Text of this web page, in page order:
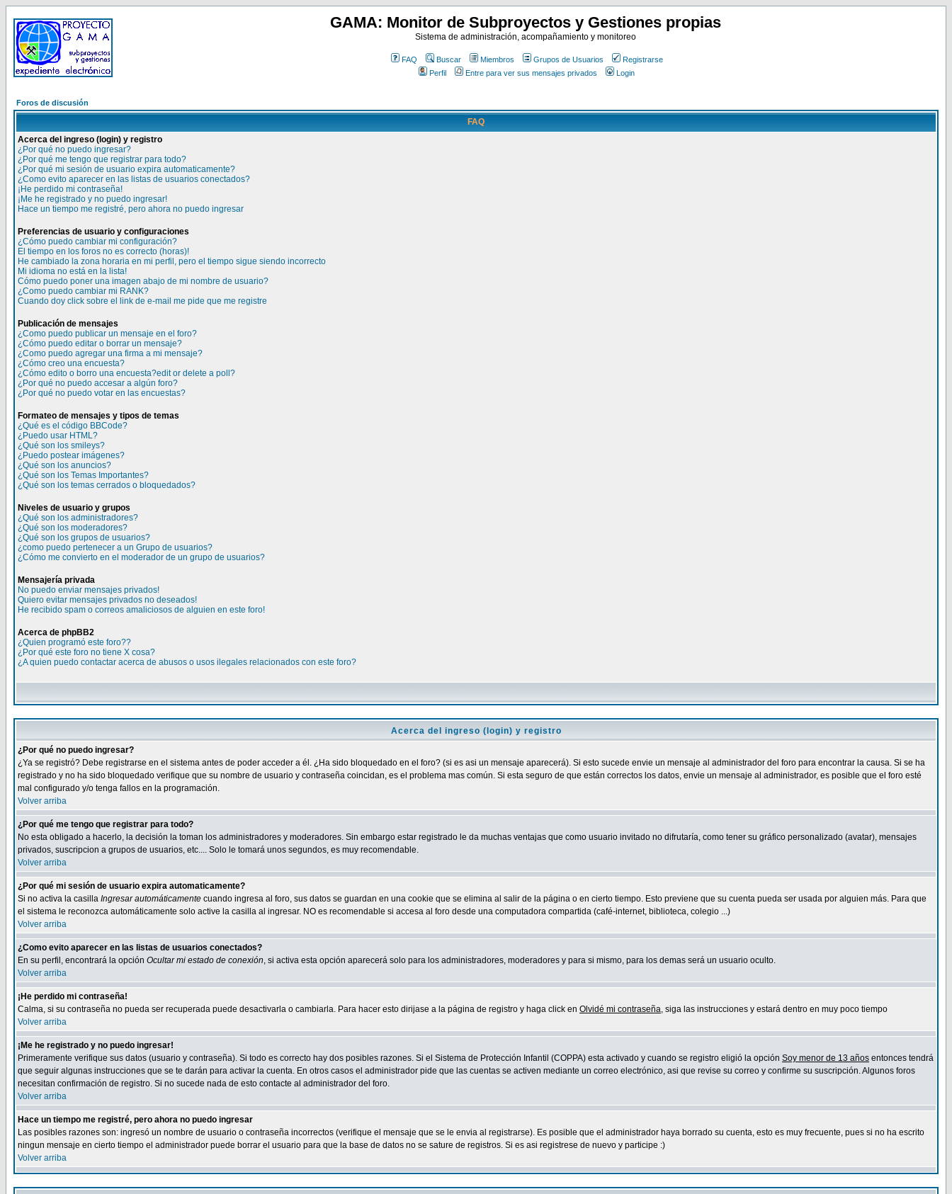
GAMA: Monitor de Subproyectos y Gestiones propias
Sistema de administración, acompañamiento y monitoreo
FAQ Buscar Miembros Grupos de Usuarios
Registrarse
Perfil
Entre para ver sus mensajes privados Login
Foros de discusión
FAQ
Acerca del ingreso (login) y registro
¿Por qué no puedo ingresar?
¿Por qué me tengo que registrar para todo?
¿Por qué mi sesión de usuario expira automaticamente?
¿Como evito aparecer en las listas de usuarios conectados?
¡He perdido mi contraseña!
¡Me he registrado y no puedo ingresar!
Hace un tiempo me registré, pero ahora no puedo ingresar
Preferencias de usuario y configuraciones
¿Cómo puedo cambiar mi configuración?
El tiempo en los foros no es correcto (horas)!
He cambiado la zona horaria en mi perfil, pero el tiempo sigue siendo incorrecto
Mi idioma no está en la lista!
Cómo puedo poner una imagen abajo de mi nombre de usuario?
¿Como puedo cambiar mi RANK?
Cuando doy click sobre el link de e-mail me pide que me registre
Publicación de mensajes
¿Como puedo publicar un mensaje en el foro?
¿Cómo puedo editar o borrar un mensaje?
¿Como puedo agregar una firma a mi mensaje?
¿Cómo creo una encuesta?
¿Cómo edito o borro una encuesta?edit or delete a poll?
¿Por qué no puedo accesar a algún foro?
¿Por qué no puedo votar en las encuestas?
Formateo de mensajes y tipos de temas
¿Qué es el código BBCode?
¿Puedo usar HTML?
¿Qué son los smileys?
¿Puedo postear imágenes?
¿Qué son los anuncios?
¿Qué son los Temas Importantes?
¿Qué son los temas cerrados o bloquedados?
Niveles de usuario y grupos
¿Qué son los administradores?
¿Qué son los moderadores?
¿Qué son los grupos de usuarios?
¿como puedo pertenecer a un Grupo de usuarios?
¿Cómo me convierto en el moderador de un grupo de usuarios?
Mensajería privada
No puedo enviar mensajes privados!
Quiero evitar mensajes privados no deseados!
He recibido spam o correos amaliciosos de alguien en este foro!
Acerca de phpBB2
¿Quien programó este foro??
¿Por qué este foro no tiene X cosa?
¿A quien puedo contactar acerca de abusos o usos ilegales relacionados con este foro?
Acerca del ingreso (login) y registro
¿Por qué no puedo ingresar?
¿Ya se registró? Debe registrarse en el sistema antes de poder acceder a él. ¿Ha sido bloquedado en el foro? (si es asi un mensaje aparecerá). Si esto sucede envie un mensaje al administrador del foro para encontrar la causa. Si se ha
registrado y no ha sido bloquedado verifique que su nombre de usuario y contraseña coincidan, es el problema mas común. Si esta seguro de que están correctos los datos, envie un mensaje al administrador, es posible que el foro esté
mal configurado y/o tenga fallos en la programación.
Volver arriba
¿Por qué me tengo que registrar para todo?
No esta obligado a hacerlo, la decisión la toman los administradores y moderadores. Sin embargo estar registrado le da muchas ventajas que como usuario invitado no difrutaría, como tener su gráfico personalizado (avatar), mensajes
privados, suscripcion a grupos de usuarios, etc.... Solo le tomará unos segundos, es muy recomendable.
Volver arriba
¿Por qué mi sesión de usuario expira automaticamente?
Si no activa la casilla Ingresar automáticamente cuando ingresa al foro, sus datos se guardan en una cookie que se elimina al salir de la página o en cierto tiempo. Esto previene que su cuenta pueda ser usada por alguien más. Para que
el sistema le reconozca automáticamente solo active la casilla al ingresar. NO es recomendable si accesa al foro desde una computadora compartida (café-internet, biblioteca, colegio ...)
Volver arriba
¿Como evito aparecer en las listas de usuarios conectados?
En su perfil, encontrará la opción Ocultar mi estado de conexión, si activa esta opción aparecerá solo para los administradores, moderadores y para si mismo, para los demas será un usuario oculto.
Volver arriba
¡He perdido mi contraseña!
Calma, si su contraseña no pueda ser recuperada puede desactivarla o cambiarla. Para hacer esto dirijase a la página de registro y haga click en Olvidé mi contraseña, siga las instrucciones y estará dentro en muy poco tiempo
Volver arriba
¡Me he registrado y no puedo ingresar!
Primeramente verifique sus datos (usuario y contraseña). Si todo es correcto hay dos posibles razones. Si el Sistema de Protección Infantil (COPPA) esta activado y cuando se registro eligió la opción Soy menor de 13 años entonces tendrá
que seguir algunas instrucciones que se te darán para activar la cuenta. En otros casos el administrador pide que las cuentas se activen mediante un correo electrónico, asi que revise su correo y confirme su suscripción. Algunos foros
necesitan confirmación de registro. Si no sucede nada de esto contacte al administrador del foro.
Volver arriba
Hace un tiempo me registré, pero ahora no puedo ingresar
Las posibles razones son: ingresó un nombre de usuario o contraseña incorrectos (verifique el mensaje que se le envia al registrarse). Es posible que el administrador haya borrado su cuenta, esto es muy frecuente, pues si no ha escrito
ningun mensaje en cierto tiempo el administrador puede borrar el usuario para que la base de datos no se sature de registros. Si es asi registrese de nuevo y participe :)
Volver arriba